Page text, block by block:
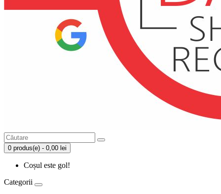
0 produs(e) - 0,00 lei
Coșul este gol!
Categorii